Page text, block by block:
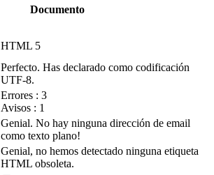
Documento
HTML 5
Perfecto. Has declarado como codificación
UTF-8.
Errores : 3
Avisos : 1
Genial. No hay ninguna dirección de email
como texto plano!
Genial, no hemos detectado ninguna etiqueta
HTML obsoleta.